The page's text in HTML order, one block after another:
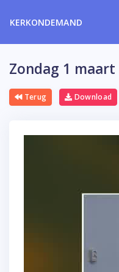
KERKONDEMAND
Zondag 1 maart
Terug Download